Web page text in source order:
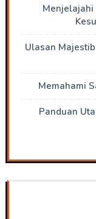
Menjelajahi
Ulasan
Memahami
Panduan